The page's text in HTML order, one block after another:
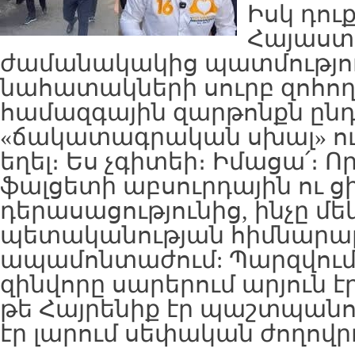
Իսկ
ժամանակակից
նահատակների սուրբ
համազգային զարթոնքն
«ճակատագրական սխալ» ու
եղել։ Ես չգիտեի։ Իմացա՛։
ֆալցետի աբսուրդային ու
դերասացությունից, ինչը
պետականության
ապամոնտաժում: Պարզվում
զինվորը սարերում արյուն
թե Հայրենիք էր
էր լարում սեփական